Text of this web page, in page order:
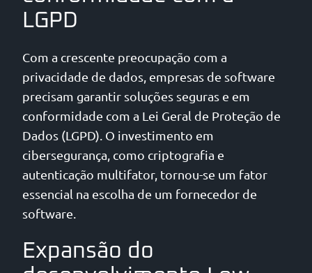
LGPD
Com a crescente preocupação com a
privacidade de dados, empresas de software
precisam garantir soluções seguras e em
conformidade com a Lei Geral de Proteção de
Dados (LGPD). O investimento em
cibersegurança, como criptografia e
autenticação multifator, tornou-se um fator
essencial na escolha de um fornecedor de
software.
Expansão do